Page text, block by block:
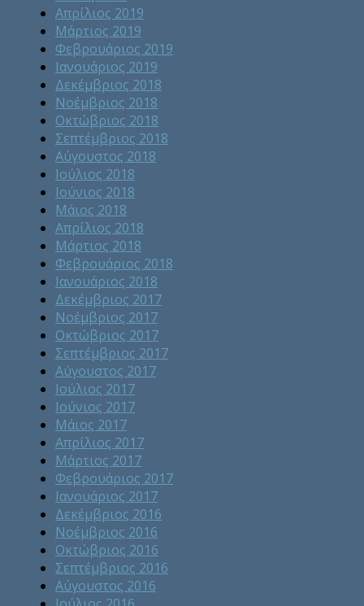
Απρίλιος 2019
Μάρτιος 2019
Φεβρουάριος 2019
Ιανουάριος 2019
Δεκέμβριος 2018
Νοέμβριος 2018
Οκτώβριος 2018
Σεπτέμβριος 2018
Αύγουστος 2018
Ιούλιος 2018
Ιούνιος 2018
Μάιος 2018
Απρίλιος 2018
Μάρτιος 2018
Φεβρουάριος 2018
Ιανουάριος 2018
Δεκέμβριος 2017
Νοέμβριος 2017
Οκτώβριος 2017
Σεπτέμβριος 2017
Αύγουστος 2017
Ιούλιος 2017
Ιούνιος 2017
Μάιος 2017
Απρίλιος 2017
Μάρτιος 2017
Φεβρουάριος 2017
Ιανουάριος 2017
Δεκέμβριος 2016
Νοέμβριος 2016
Οκτώβριος 2016
Σεπτέμβριος 2016
Αύγουστος 2016